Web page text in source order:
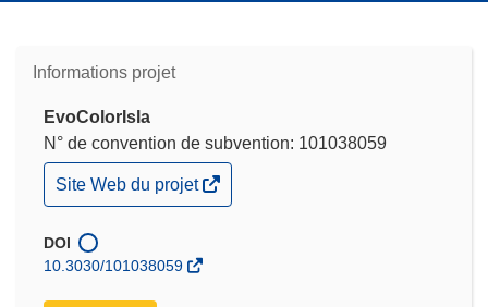
Informations projet
EvoColorIsla
N° de convention de subvention: 101038059
(s’ouvre
dans
nouvelle
fenêtre)
Site Web du projet
DOI
10.3030/101038059